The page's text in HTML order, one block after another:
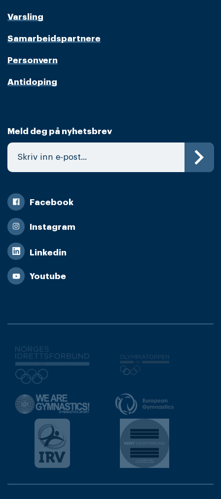
Varsling
Samarbeidspartnere
Personvern
Antidoping
Meld deg på nyhetsbrev
Facebook
Instagram
Linkedin
Youtube